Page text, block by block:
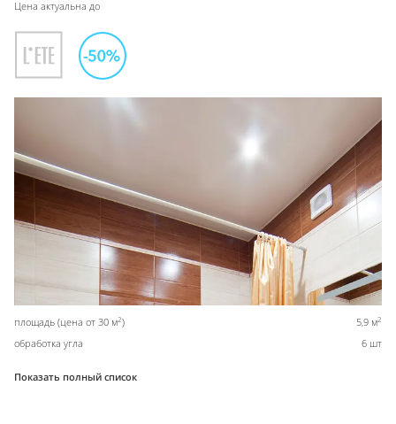
Цена актуальна до
площадь (цена от 30 м2) 5,9 м2
обработка угла 6 шт
Показать полный список